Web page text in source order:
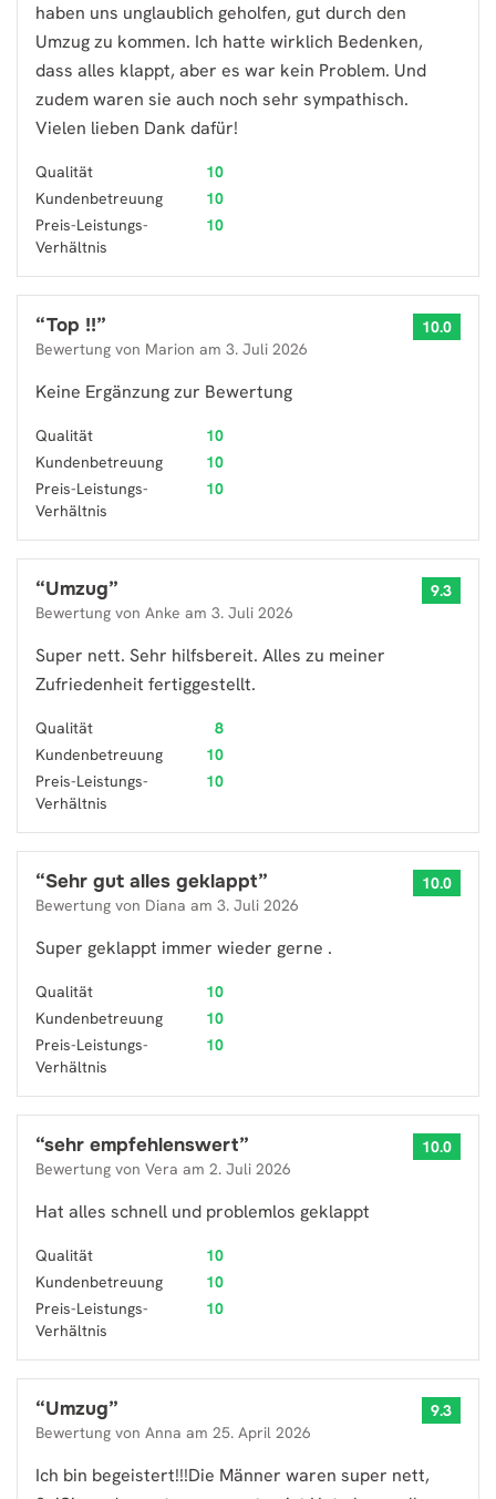
haben uns unglaublich geholfen, gut durch den
Umzug zu kommen. Ich hatte wirklich Bedenken,
dass alles klappt, aber es war kein Problem. Und
zudem waren sie auch noch sehr sympathisch.
Vielen lieben Dank dafür!
Qualität
10
Kundenbetreuung
10
Preis-Leistungs-
Verhältnis
10
“Top !!”
Bewertung von Marion am 3. Juli 2026
10.0
Keine Ergänzung zur Bewertung
Qualität
10
Kundenbetreuung
10
Preis-Leistungs-
Verhältnis
10
“Umzug”
Bewertung von Anke am 3. Juli 2026
9.3
Super nett. Sehr hilfsbereit. Alles zu meiner
Zufriedenheit fertiggestellt.
Qualität
8
Kundenbetreuung
10
Preis-Leistungs-
Verhältnis
10
“Sehr gut alles geklappt”
Bewertung von Diana am 3. Juli 2026
10.0
Super geklappt immer wieder gerne .
Qualität
10
Kundenbetreuung
10
Preis-Leistungs-
Verhältnis
10
“sehr empfehlenswert”
Bewertung von Vera am 2. Juli 2026
10.0
Hat alles schnell und problemlos geklappt
Qualität
10
Kundenbetreuung
10
Preis-Leistungs-
Verhältnis
10
“Umzug”
Bewertung von Anna am 25. April 2026
9.3
Ich bin begeistert!!!Die Männer waren super nett,